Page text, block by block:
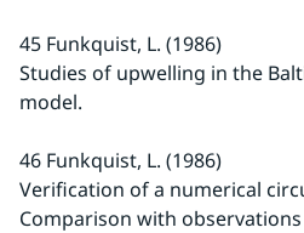
45 Funkquist, L. (1986)
Studies of upwelling in the
model.
46 Funkquist, L. (1986)
Verification of a numerical
Comparison with observations